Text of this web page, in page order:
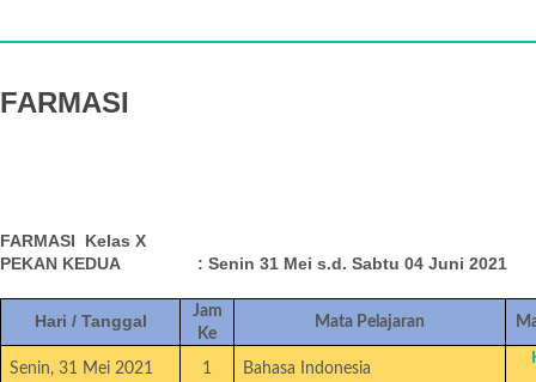
FARMASI
FARMASI Kelas X
PEKAN KEDUA : Senin 31 Mei s.d. Sabtu 04 Juni 2021
Hari / Tanggal
Jam
Ke
Mata Pelajaran
Senin, 31 Mei 2021 1 Bahasa Indonesia